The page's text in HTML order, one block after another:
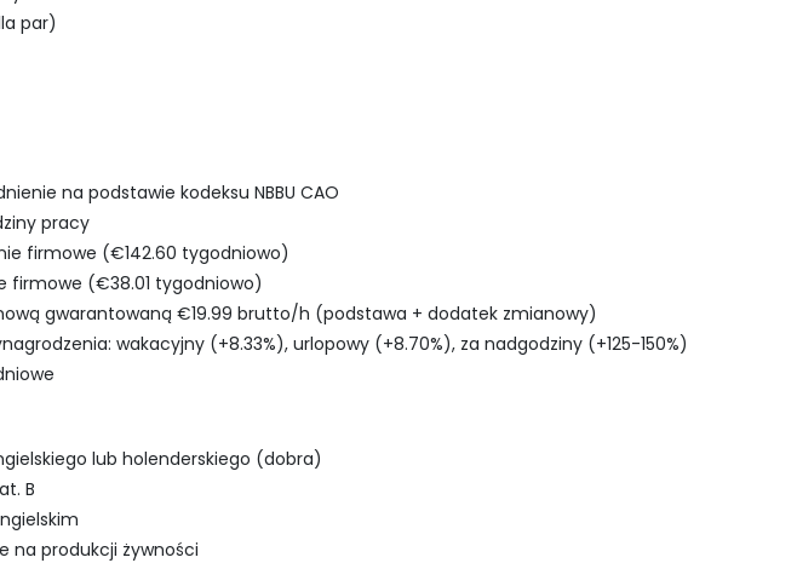
par)
na podstawie kodeksu NBBU CAO
pracy
firmowe (€142.60 tygodniowo)
firmowe (€38.01 tygodniowo)
gwarantowaną €19.99 brutto/h (podstawa + dodatek zmianowy)
wakacyjny (+8.33%), urlopowy (+8.70%), za nadgodziny (+125-150%)
lub holenderskiego (dobra)
B
na produkcji żywności